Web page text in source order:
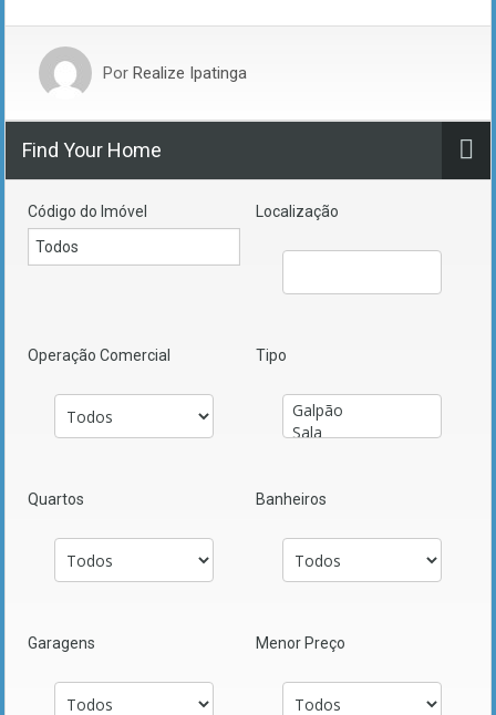
Por Realize Ipatinga
Find Your Home
Código do Imóvel Localização
Operação Comercial Tipo
Quartos Banheiros
Garagens Menor Preço